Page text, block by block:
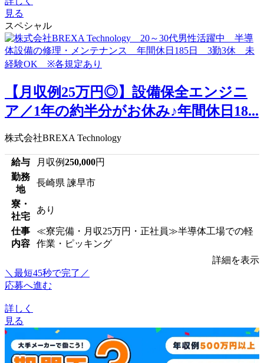
見る
スペシャル
【月収例25万円◎】設備保全エンジニ
ア／1年の約半分がお休み♪年間休日18...
株式会社BREXA Technology
給与 月収例250,000円
勤務
地
長崎県 諫早市
寮・
社宅
あり
仕事
内容
≪寮完備・月収25万円・正社員≫半導体工場での軽
作業・ピッキング
詳細を表示
＼最短45秒で完了／
応募へ進む
詳しく
見る